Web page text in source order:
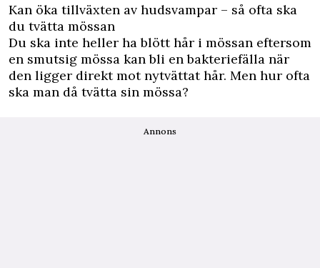
Kan öka tillväxten av hudsvampar – så ofta ska
du tvätta mössan
Du ska inte heller ha blött hår i mössan eftersom
en smutsig mössa kan bli en bakteriefälla när
den ligger direkt mot nytvättat hår. Men hur ofta
ska man då tvätta sin mössa?
Annons